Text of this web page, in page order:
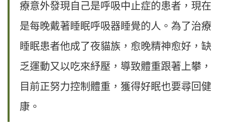
療意外發現自己是呼吸中止症的患者，現在
是每晚戴著睡眠呼吸器睡覺的人。為了治療
睡眠患者他成了夜貓族，愈晚精神愈好，缺
乏運動又以吃來紓壓，導致體重跟著上攀，
目前正努力控制體重，獲得好眠也要尋回健
康。